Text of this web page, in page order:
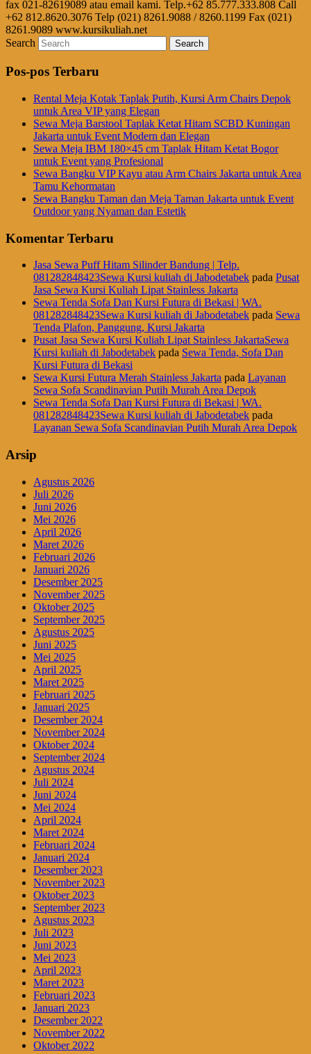
fax 021-82619089 atau email kami. Telp.+62 85.777.333.808 Call
+62 812.8620.3076 Telp (021) 8261.9088 / 8260.1199 Fax (021)
8261.9089 www.kursikuliah.net
Search
Pos-pos Terbaru
Rental Meja Kotak Taplak Putih, Kursi Arm Chairs Depok
untuk Area VIP yang Elegan
Sewa Meja Barstool Taplak Ketat Hitam SCBD Kuningan
Jakarta untuk Event Modern dan Elegan
Sewa Meja IBM 180×45 cm Taplak Hitam Ketat Bogor
untuk Event yang Profesional
Sewa Bangku VIP Kayu atau Arm Chairs Jakarta untuk Area
Tamu Kehormatan
Sewa Bangku Taman dan Meja Taman Jakarta untuk Event
Outdoor yang Nyaman dan Estetik
Komentar Terbaru
Jasa Sewa Puff Hitam Silinder Bandung | Telp.
081282848423Sewa Kursi kuliah di Jabodetabek pada Pusat
Jasa Sewa Kursi Kuliah Lipat Stainless Jakarta
Sewa Tenda Sofa Dan Kursi Futura di Bekasi | WA.
081282848423Sewa Kursi kuliah di Jabodetabek pada Sewa
Tenda Plafon, Panggung, Kursi Jakarta
Pusat Jasa Sewa Kursi Kuliah Lipat Stainless JakartaSewa
Kursi kuliah di Jabodetabek pada Sewa Tenda, Sofa Dan
Kursi Futura di Bekasi
Sewa Kursi Futura Merah Stainless Jakarta pada Layanan
Sewa Sofa Scandinavian Putih Murah Area Depok
Sewa Tenda Sofa Dan Kursi Futura di Bekasi | WA.
081282848423Sewa Kursi kuliah di Jabodetabek pada
Layanan Sewa Sofa Scandinavian Putih Murah Area Depok
Arsip
Agustus 2026
Juli 2026
Juni 2026
Mei 2026
April 2026
Maret 2026
Februari 2026
Januari 2026
Desember 2025
November 2025
Oktober 2025
September 2025
Agustus 2025
Juni 2025
Mei 2025
April 2025
Maret 2025
Februari 2025
Januari 2025
Desember 2024
November 2024
Oktober 2024
September 2024
Agustus 2024
Juli 2024
Juni 2024
Mei 2024
April 2024
Maret 2024
Februari 2024
Januari 2024
Desember 2023
November 2023
Oktober 2023
September 2023
Agustus 2023
Juli 2023
Juni 2023
Mei 2023
April 2023
Maret 2023
Februari 2023
Januari 2023
Desember 2022
November 2022
Oktober 2022